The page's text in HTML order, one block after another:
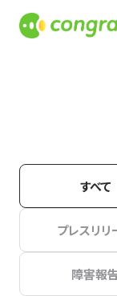
すべて
プレスリリ
障害報